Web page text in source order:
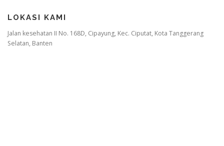
LOKASI KAMI
Jalan kesehatan II No. 168D, Cipayung, Kec. Ciputat, Kota Tanggerang
Selatan, Banten